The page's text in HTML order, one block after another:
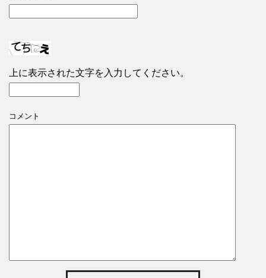
上に表示された文字を入力してください。
コメント